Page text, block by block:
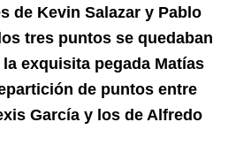
de Kevin Salazar y Pablo
tres puntos se quedaban
exquisita pegada Matías
de puntos entre
García y los de Alfredo